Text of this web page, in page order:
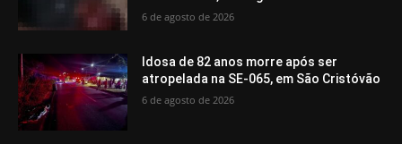
6 de agosto de 2026
Idosa de 82 anos morre após ser
atropelada na SE-065, em São Cristóvão
6 de agosto de 2026